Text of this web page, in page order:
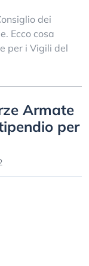
dei
Ecco cosa
per i Vigili del
Armate
per